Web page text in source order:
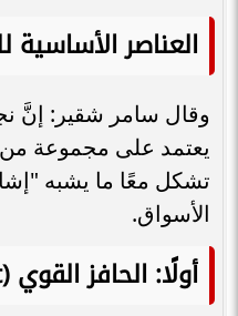
العناصر الأساسية
وقال سامر شقير: إنَّ
يعتمد على مجموعة من
تشكل معًا ما يشبه
الأسواق.
أولًا: الحافز القوي (Catalyst)